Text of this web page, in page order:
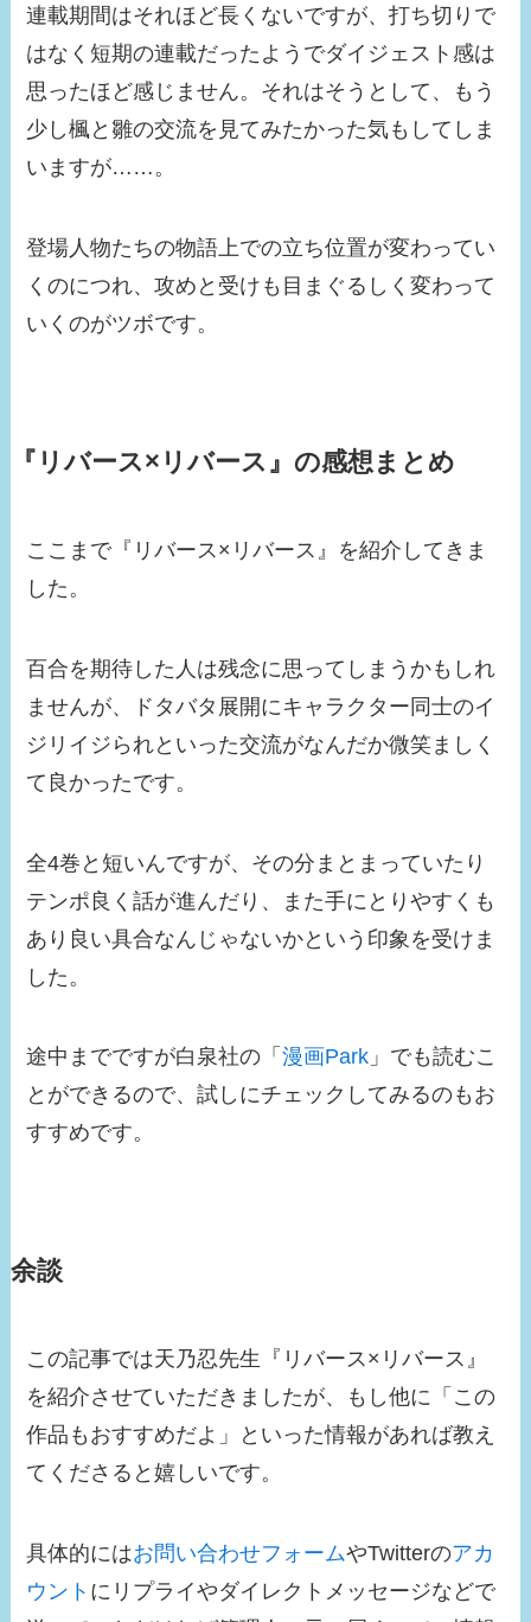
連載期間はそれほど長くないですが、打ち切りで
はなく短期の連載だったようでダイジェスト感は
思ったほど感じません。それはそうとして、もう
少し楓と雛の交流を見てみたかった気もしてしま
いますが……。
登場人物たちの物語上での立ち位置が変わってい
くのにつれ、攻めと受けも目まぐるしく変わって
いくのがツボです。
『リバース×リバース』の感想まとめ
ここまで『リバース×リバース』を紹介してきま
した。
百合を期待した人は残念に思ってしまうかもしれ
ませんが、ドタバタ展開にキャラクター同士のイ
ジリイジられといった交流がなんだか微笑ましく
て良かったです。
全4巻と短いんですが、その分まとまっていたり
テンポ良く話が進んだり、また手にとりやすくも
あり良い具合なんじゃないかという印象を受けま
した。
途中までですが白泉社の「漫画Park 」でも読むこ
とができるので、試しにチェックしてみるのもお
すすめです。
余談
この記事では天乃忍先生『リバース×リバース』
を紹介させていただきましたが、もし他に「この
作品もおすすめだよ」といった情報があれば教え
てくださると嬉しいです。
具体的にはお問い合わせフォームやTwitterのアカ
ウント にリプライやダイレクトメッセージなどで